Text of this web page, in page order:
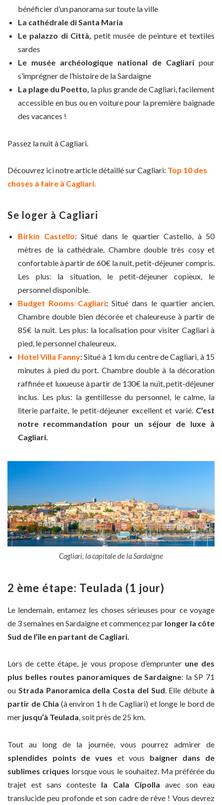
bénéficier d’un panorama sur toute la ville
La cathédrale di Santa Maria
Le palazzo di Città, petit musée de peinture et textiles
sardes
Le musée archéologique national de Cagliari pour
s’imprégner de l’histoire de la Sardaigne
La plage du Poetto, la plus grande de Cagliari, facilement
accessible en bus ou en voiture pour la première baignade
des vacances !
Passez la nuit à Cagliari.
Découvrez ici notre article détaillé sur Cagliari: Top 10 des
choses à faire à Cagliari.
Se loger à Cagliari
Birkin Castello: Situé dans le quartier Castello, à 50
mètres de la cathédrale. Chambre double très cosy et
confortable à partir de 60€ la nuit, petit-déjeuner compris.
Les plus: la situation, le petit-déjeuner copieux, le
personnel disponible.
Budget Rooms Cagliari: Situé dans le quartier ancien.
Chambre double bien décorée et chaleureuse à partir de
85€ la nuit. Les plus: la localisation pour visiter Cagliari à
pied, le personnel chaleureux.
Hotel Villa Fanny:Situé à 1 km du centre de Cagliari, à 15
minutes à pied du port. Chambre double à la décoration
raffinée et luxueuse à partir de 130€ la nuit, petit-déjeuner
inclus. Les plus: la gentillesse du personnel, le calme, la
literie parfaite, le petit-déjeuner excellent et varié. C’est
notre recommandation pour un séjour de luxe à
Cagliari.
Cagliari, la capitale de la Sardaigne
2 ème étape: Teulada (1 jour)
Le lendemain, entamez les choses sérieuses pour ce voyage
de 3 semaines en Sardaigne et commencez par longer la côte
Sud de l’île en partant de Cagliari.
Lors de cette étape, je vous propose d’emprunter une des
plus belles routes panoramiques de Sardaigne: la SP 71
ou Strada Panoramica della Costa del Sud. Elle débute à
partir de Chia (à environ 1 h de Cagliari) et longe le bord de
mer jusqu’à Teulada, soit près de 25 km.
Tout au long de la journée, vous pourrez admirer de
splendides points de vues et vous baigner dans de
sublimes criques lorsque vous le souhaitez. Ma préférée du
trajet est sans conteste la Cala Cipolla avec son eau
translucide peu profonde et son cadre de rêve ! Vous devrez